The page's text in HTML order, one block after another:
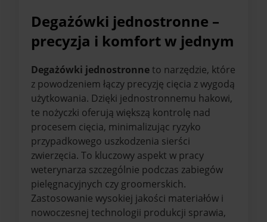
Degażówki jednostronne –
precyzja i komfort w jednym
Degażówki jednostronneto narzędzie, które
z powodzeniem łączy precyzję cięcia z wygodą
użytkowania. Dzięki jednostronnemu hakowi,
te nożyczki oferują większą kontrolę nad
procesem cięcia, minimalizując ryzyko
przypadkowego uszkodzenia sierści
zwierzęcia. To kluczowy aspekt w pracy
weterynarza szczególnie podczas zabiegów
pielęgnacyjnych czy groomerskich.
Zastosowanie wysokiej jakości materiałów i
nowoczesnej technologii produkcji sprawia,